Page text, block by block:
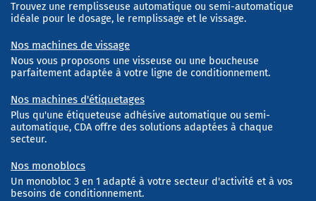
Trouvez une remplisseuse automatique ou semi-automatique
idéale pour le dosage, le remplissage et le vissage.
Nos machines de vissage
Nous vous proposons une visseuse ou une boucheuse
parfaitement adaptée à votre ligne de conditionnement.
Nos machines d'étiquetages
Plus qu'une étiqueteuse adhésive automatique ou semi-
automatique, CDA offre des solutions adaptées à chaque
secteur.
Nos monoblocs
Un monobloc 3 en 1 adapté à votre secteur d'activité et à vos
besoins de conditionnement.